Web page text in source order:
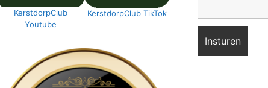
KerstdorpClub
Youtube
KerstdorpClub TikTok